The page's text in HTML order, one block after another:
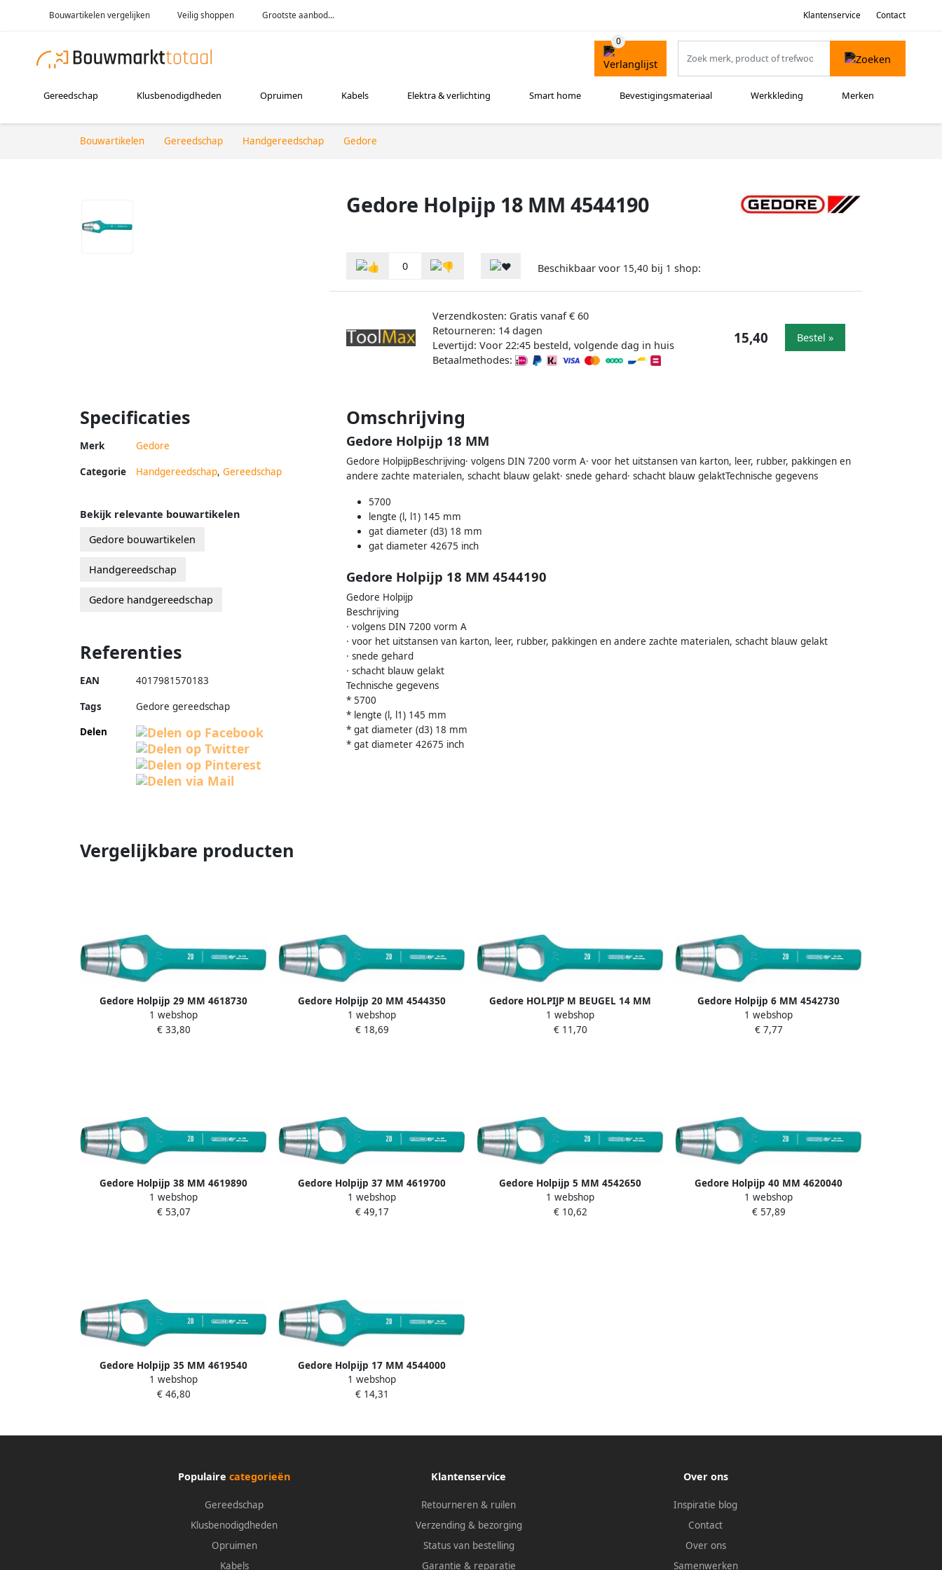
Bouwartikelen vergelijken Veilig shoppen Grootste aanbod... Klantenservice Contact
Gereedschap Klusbenodigdheden Opruimen Kabels Elektra & verlichting Smart home Bevestigingsmateriaal Werkkleding Merken
Bouwartikelen Gereedschap Handgereedschap Gedore
Gedore Holpijp 18 MM 4544190
0 Beschikbaar voor 15,40 bij 1 shop:
Verzendkosten: Gratis vanaf € 60
Retourneren: 14 dagen
Levertijd: Voor 22:45 besteld, volgende dag in huis
Betaalmethodes:
15,40 Bestel »
Specificaties
Merk Gedore
Categorie Handgereedschap, Gereedschap
Omschrijving
Gedore Holpijp 18 MM
Gedore HolpijpBeschrijving· volgens DIN 7200 vorm A· voor het uitstansen van karton, leer, rubber, pakkingen en
andere zachte materialen, schacht blauw gelakt· snede gehard· schacht blauw gelaktTechnische gegevens
5700
lengte (l, l1) 145 mm
gat diameter (d3) 18 mm
gat diameter 42675 inch
Gedore Holpijp 18 MM 4544190
Gedore Holpijp
Beschrijving
· volgens DIN 7200 vorm A
· voor het uitstansen van karton, leer, rubber, pakkingen en andere zachte materialen, schacht blauw gelakt
· snede gehard
· schacht blauw gelakt
Technische gegevens
* 5700
* lengte (l, l1) 145 mm
* gat diameter (d3) 18 mm
* gat diameter 42675 inch
Bekijk relevante bouwartikelen
Gedore bouwartikelen
Handgereedschap
Gedore handgereedschap
Referenties
EAN 4017981570183
Tags
Gedore gereedschap
Delen
Vergelijkbare producten
Gedore Holpijp 29 MM 4618730
1 webshop
€ 33,80
Gedore Holpijp 20 MM 4544350
1 webshop
€ 18,69
Gedore HOLPIJP M BEUGEL 14 MM
4626590
1 webshop
€ 11,70
Gedore Holpijp 6 MM 4542730
1 webshop
€ 7,77
Gedore Holpijp 38 MM 4619890
1 webshop
€ 53,07
Gedore Holpijp 37 MM 4619700
1 webshop
€ 49,17
Gedore Holpijp 5 MM 4542650
1 webshop
€ 10,62
Gedore Holpijp 40 MM 4620040
1 webshop
€ 57,89
Gedore Holpijp 35 MM 4619540
1 webshop
€ 46,80
Gedore Holpijp 17 MM 4544000
1 webshop
€ 14,31
Populaire categorieën
Gereedschap
Klusbenodigdheden
Opruimen
Kabels
Klantenservice
Retourneren & ruilen
Verzending & bezorging
Status van bestelling
Garantie & reparatie
Over ons
Inspiratie blog
Contact
Over ons
Samenwerken